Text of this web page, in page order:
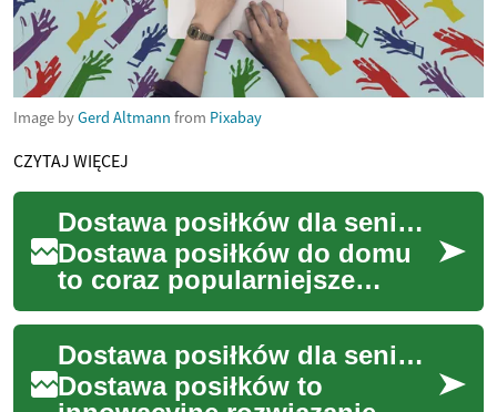
Image byGerd Altmann from Pixabay
CZYTAJ WIĘCEJ
Dostawa posiłków dla seniorów — przewodnik zdrowego żywienia
Dostawa posiłków do domu
to coraz popularniejsze
rozwiązanie wspierające
seniorów w utrzymaniu
zdrowej, zbilansowanej...
Dostawa posiłków dla seniorów: Zdrowe i wygodne rozwiązanie
Dostawa posiłków to